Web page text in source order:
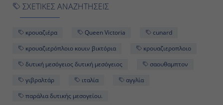
Ημέρα 11η
Εν Πλω
ΣΧΕΤΙΚΕΣ ΑΝΑΖΗΤΗΣΕΙΣ
κρουαζιέρα Queen Victoria
cunard
κρουαζιερόπλοιο κουιν βικτόρια
κρουαζιεροπλοιο
δυτική μεσόγειος δυτική μεσόγειος
σαουθαμπτον
γιβραλτάρ
ιταλία
αγγλία
παράλια δυτικής μεσογείου.